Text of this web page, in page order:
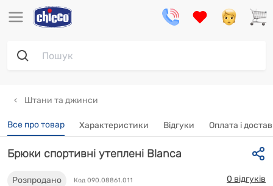
Штани та джинси
Все про товар Характеристики Відгуки Oплата і
Брюки спортивні утеплені Blanca
Розпродано Код 090.08861.011 0 відгуків